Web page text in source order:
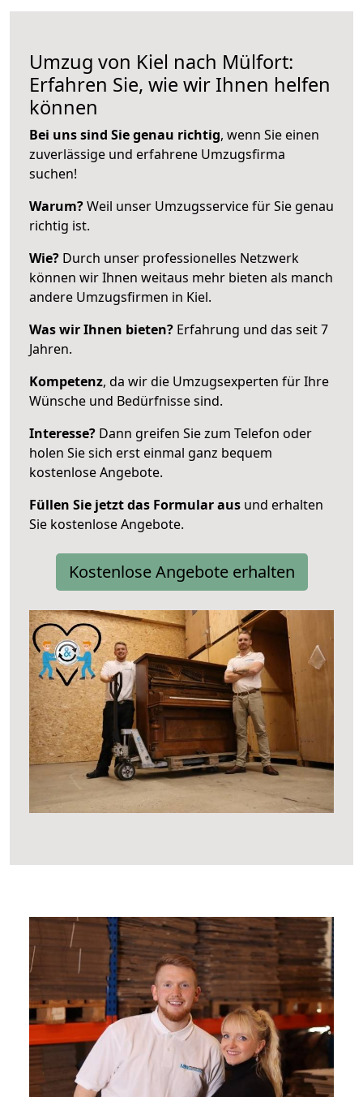
Umzug von Kiel nach Mülfort:
Erfahren Sie, wie wir Ihnen helfen
können
Bei uns sind Sie genau richtig, wenn Sie einen
zuverlässige und erfahrene Umzugsfirma
suchen!
Warum?Weil unser Umzugsservice für Sie genau
richtig ist.
Wie? Durch unser professionelles Netzwerk
können wir Ihnen weitaus mehr bieten als manch
andere Umzugsfirmen in Kiel.
Was wir Ihnen bieten? Erfahrung und das seit 7
Jahren.
Kompetenz, da wir die Umzugsexperten für Ihre
Wünsche und Bedürfnisse sind.
Interesse? Dann greifen Sie zum Telefon oder
holen Sie sich erst einmal ganz bequem
kostenlose Angebote.
Füllen Sie jetzt das Formular aus und erhalten
Sie kostenlose Angebote.
Kostenlose Angebote erhalten